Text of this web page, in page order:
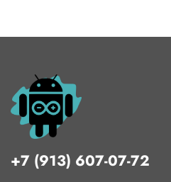
+7 (913) 607-07-72